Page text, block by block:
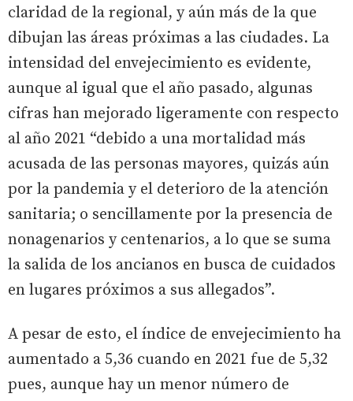
claridad de la regional, y aún más de la que
dibujan las áreas próximas a las ciudades. La
intensidad del envejecimiento es evidente,
aunque al igual que el año pasado, algunas
cifras han mejorado ligeramente con respecto
al año 2021 “debido a una mortalidad más
acusada de las personas mayores, quizás aún
por la pandemia y el deterioro de la atención
sanitaria; o sencillamente por la presencia de
nonagenarios y centenarios, a lo que se suma
la salida de los ancianos en busca de cuidados
en lugares próximos a sus allegados”.
A pesar de esto, el índice de envejecimiento ha
aumentado a 5,36 cuando en 2021 fue de 5,32
pues, aunque hay un menor número de